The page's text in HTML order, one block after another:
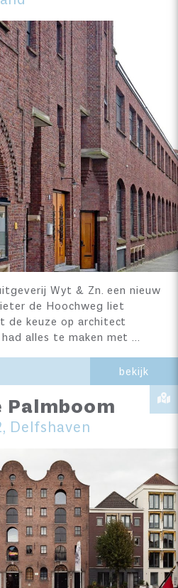
Wyt & Zn. een nieuw
de Hoochweg liet
de keuze op architect
alles te maken met …
bekijk
Palmboom
Delfshaven